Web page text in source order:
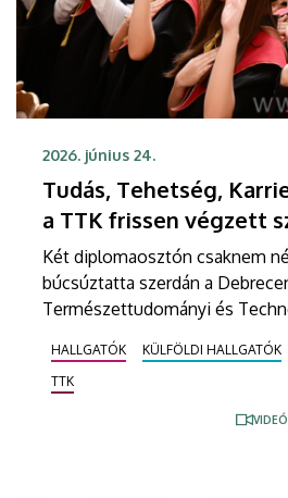
2026. június 24.
Tudás, Tehetség,
a TTK frissen végzett
Két diplomaosztón csaknem
búcsúztatta szerdán a
Természettudományi és
hallgatók mellett frissen végzett
természettudományi és
vehették át munkájuk
HALLGATÓK KÜLFÖLDI HALLGATÓK
TTK